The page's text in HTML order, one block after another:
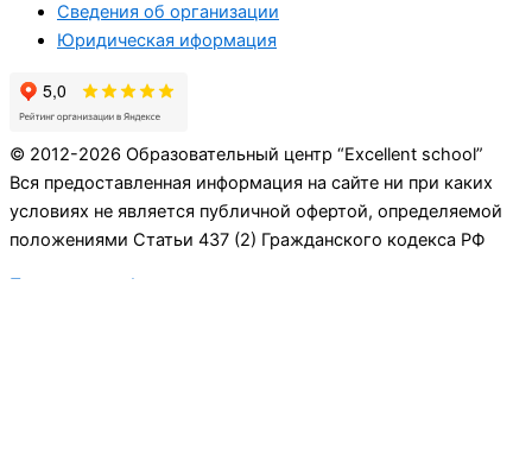
Сведения об организации
Юридическая иформация
© 2012-2026 Образовательный центр “Excellent school”
Вся предоставленная информация на сайте ни при каких
условиях не является публичной офертой, определяемой
положениями Статьи 437 (2) Гражданского кодекса РФ
Политика конфиденциальности